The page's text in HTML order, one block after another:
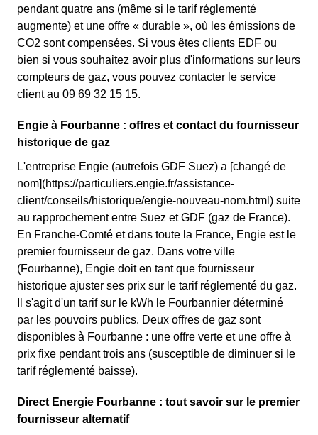
pendant quatre ans (même si le tarif réglementé
augmente) et une offre « durable », où les émissions de
CO2 sont compensées. Si vous êtes clients EDF ou
bien si vous souhaitez avoir plus d'informations sur leurs
compteurs de gaz, vous pouvez contacter le service
client au 09 69 32 15 15.
Engie à Fourbanne : offres et contact du fournisseur
historique de gaz
L'entreprise Engie (autrefois GDF Suez) a [changé de
nom](https://particuliers.engie.fr/assistance-
client/conseils/historique/engie-nouveau-nom.html) suite
au rapprochement entre Suez et GDF (gaz de France).
En Franche-Comté et dans toute la France, Engie est le
premier fournisseur de gaz. Dans votre ville
(Fourbanne), Engie doit en tant que fournisseur
historique ajuster ses prix sur le tarif réglementé du gaz.
Il s'agit d'un tarif sur le kWh le Fourbannier déterminé
par les pouvoirs publics. Deux offres de gaz sont
disponibles à Fourbanne : une offre verte et une offre à
prix fixe pendant trois ans (susceptible de diminuer si le
tarif réglementé baisse).
Direct Energie Fourbanne : tout savoir sur le premier
fournisseur alternatif